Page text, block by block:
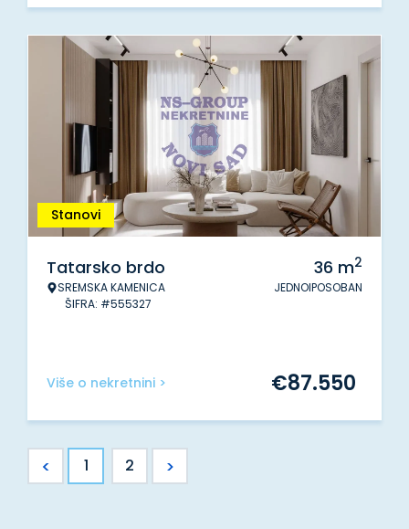
Stanovi
Tatarsko brdo
SREMSKA KAMENICA
ŠIFRA: #555327
36 m2
JEDNOIPOSOBAN
Više o nekretnini > €87.550
< 1 2 >